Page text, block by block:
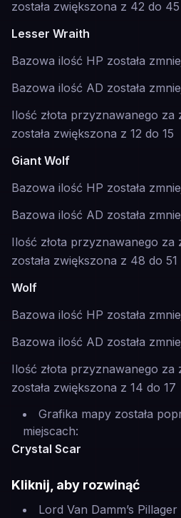
została zwiększona z 42 do 45
Lesser Wraith
Bazowa ilość HP została
Bazowa ilość AD została
Ilość złota przyznawanego za
została zwiększona z 12 do 15
Giant Wolf
Bazowa ilość HP została
Bazowa ilość AD została
Ilość złota przyznawanego za
została zwiększona z 48 do 51
Wolf
Bazowa ilość HP została
Bazowa ilość AD została
Ilość złota przyznawanego za
została zwiększona z 14 do 17
Grafika mapy została
miejscach:
Crystal Scar
Kliknij, aby rozwinąć
Lord Van Damm’s